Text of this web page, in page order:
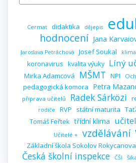
Cermat didaktika dějepis
hodnocení Jana
Jaroslava Petráchová
Josef Soukal
koronavirus kvalita výuky Líný
Mirka Adamcová MŠMT NPI
pedagogická komora Petra
příprava učitelů Radek Sárközi
rodiče RVP státní maturita
Tomáš Feřtek třídní klima
Učitelé + vzdělávání
Základní škola Sokolov
Česká školní inspekce ČŠI